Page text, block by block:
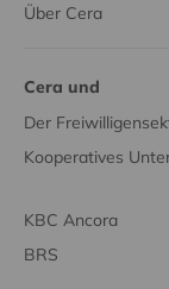
Über Cera
Cera und
Der
Kooperatives
KBC Ancora
BRS